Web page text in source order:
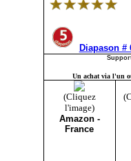
Diapason #
Un achat via l'un
(Cliquez
l'image)
Amazon -
France